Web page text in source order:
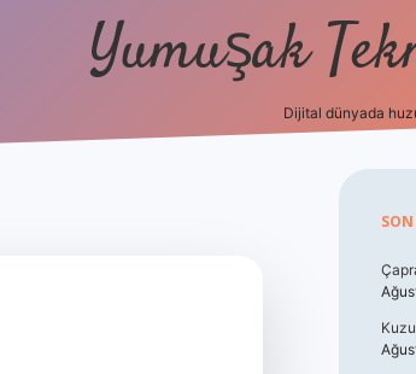
Yumuşak
Dijital dünyada